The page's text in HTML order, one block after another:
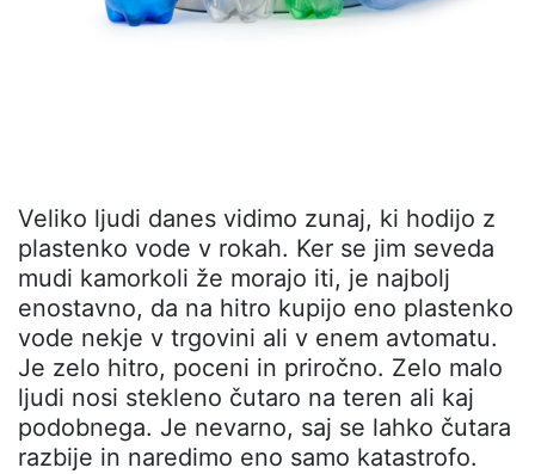
Veliko ljudi danes vidimo zunaj, ki hodijo z
plastenko vode v rokah. Ker se jim seveda
mudi kamorkoli že morajo iti, je najbolj
enostavno, da na hitro kupijo eno plastenko
vode nekje v trgovini ali v enem avtomatu.
Je zelo hitro, poceni in priročno. Zelo malo
ljudi nosi stekleno čutaro na teren ali kaj
podobnega. Je nevarno, saj se lahko čutara
razbije in naredimo eno samo katastrofo.